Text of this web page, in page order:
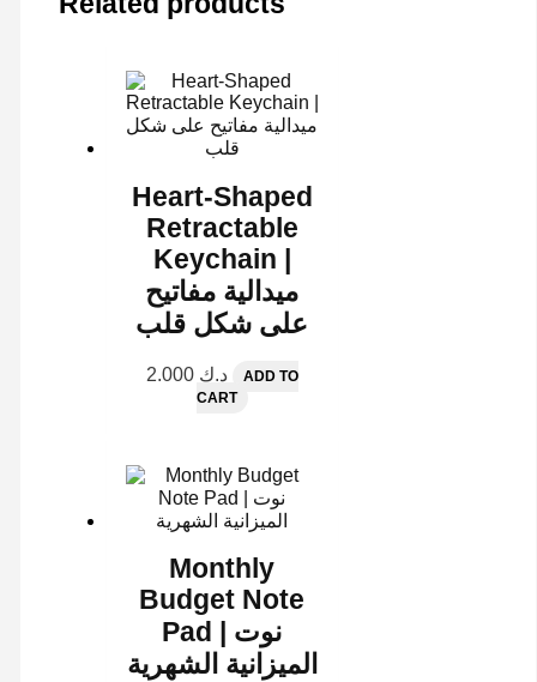
Heart-Shaped
Retractable
Keychain |
ميدالية مفاتيح
على شكل قلب
د.ك 2.000
ADD TO
CART
Monthly
Budget Note
Pad | نوت
الميزانية الشهرية